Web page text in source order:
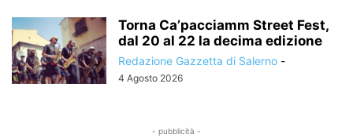
Torna Ca’pacciamm Street Fest,
dal 20 al 22 la decima edizione
Redazione Gazzetta di Salerno -
4 Agosto 2026
- pubblicità -